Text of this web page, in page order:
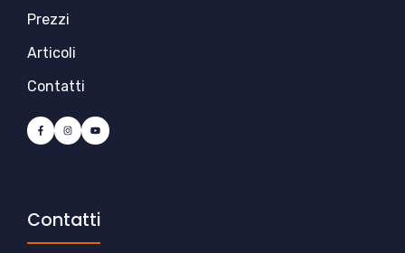
Prezzi
Articoli
Contatti
Contatti